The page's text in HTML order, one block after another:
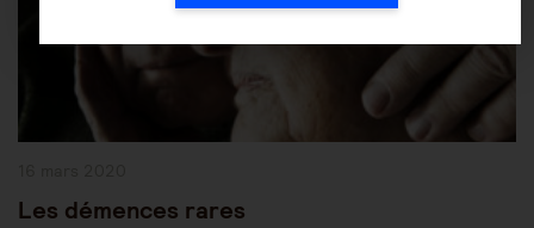
Les démences rares